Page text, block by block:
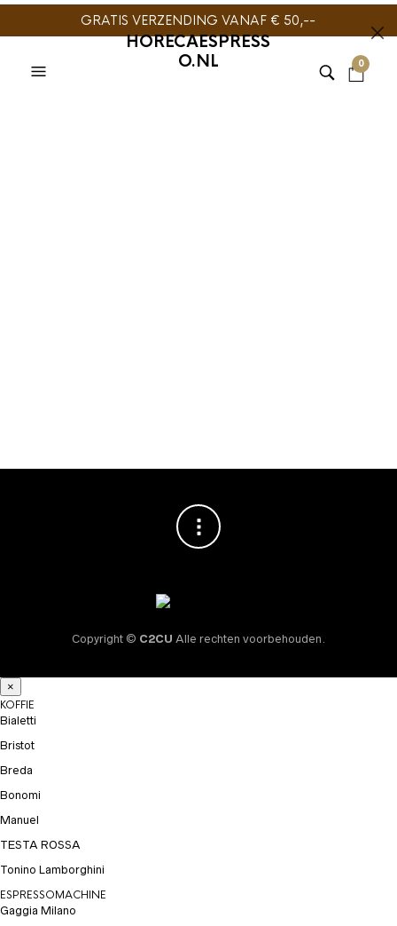
GRATIS VERZENDING VANAF € 50,--
HORECAESPRESS
O.NL
0
Copyright © C2CU Alle rechten voorbehouden.
×
KOFFIE
Bialetti
Bristot
Breda
Bonomi
Manuel
TESTA ROSSA
Tonino Lamborghini
ESPRESSOMACHINE
Gaggia Milano